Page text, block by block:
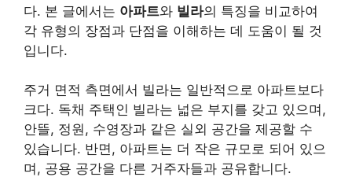
다. 본 글에서는 아파트와 빌라의 특징을 비교하여
각 유형의 장점과 단점을 이해하는 데 도움이 될 것
입니다.
주거 면적 측면에서 빌라는 일반적으로 아파트보다
크다. 독채 주택인 빌라는 넓은 부지를 갖고 있으며,
안뜰, 정원, 수영장과 같은 실외 공간을 제공할 수
있습니다. 반면, 아파트는 더 작은 규모로 되어 있으
며, 공용 공간을 다른 거주자들과 공유합니다.